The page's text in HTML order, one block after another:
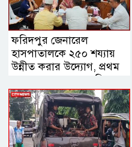
ফরিদপুর জেনারেল
হাসপাতালকে ২৫০ শয্যায়
উন্নীত করার উদ্যোগ, প্রথম
ব্যবস্থাপনা সভায় এমপি
নায়াব ইউসুফ